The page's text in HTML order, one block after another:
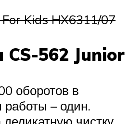
Kids HX6311/07
CS-562 Junior
оборотов в
– один.
чистку